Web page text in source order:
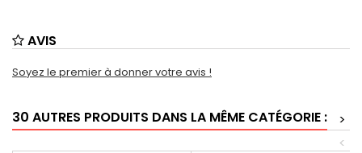
AVIS
Soyez le premier à donner votre avis !
30 AUTRES PRODUITS DANS LA MÊME CATÉGORIE :
>
<